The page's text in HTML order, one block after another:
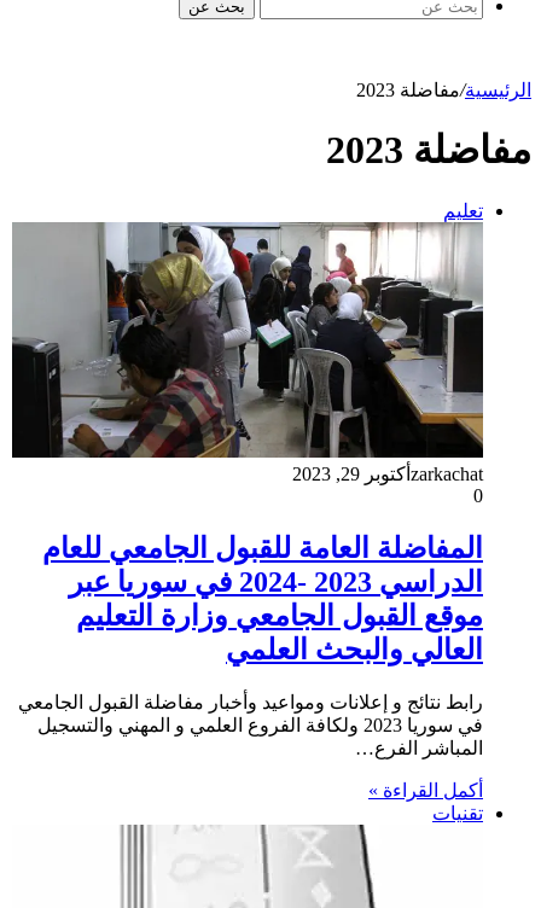
بحث عن
الرئيسية/مفاضلة 2023
مفاضلة 2023
تعليم
zarkachat أكتوبر 29, 2023
0
المفاضلة العامة للقبول الجامعي للعام
الدراسي 2023 -2024 في سوريا عبر
موقع القبول الجامعي وزارة التعليم
العالي والبحث العلمي
رابط نتائج و إعلانات ومواعيد وأخبار مفاضلة القبول الجامعي
في سوريا 2023 ولكافة الفروع العلمي و المهني والتسجيل
المباشر الفرع…
أكمل القراءة »
تقنيات